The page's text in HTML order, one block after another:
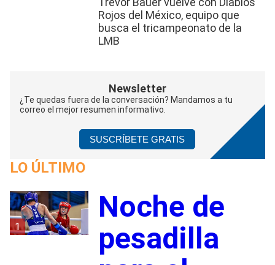
Rojos del México, equipo que
busca el tricampeonato de la
LMB
Newsletter
¿Te quedas fuera de la conversación? Mandamos a tu
correo el mejor resumen informativo.
SUSCRÍBETE GRATIS
LO ÚLTIMO
1
Noche de
pesadilla